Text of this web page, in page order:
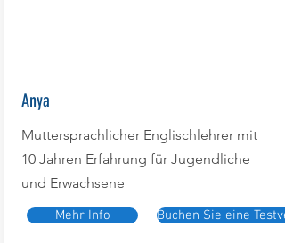
Anya
Muttersprachlicher Englischlehrer mit
10 Jahren Erfahrung für Jugendliche
und Erwachsene
Mehr Info Buchen Sie eine